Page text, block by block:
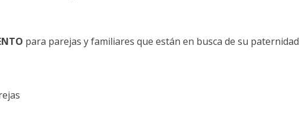
para parejas y familiares que están en busca de su paternidad